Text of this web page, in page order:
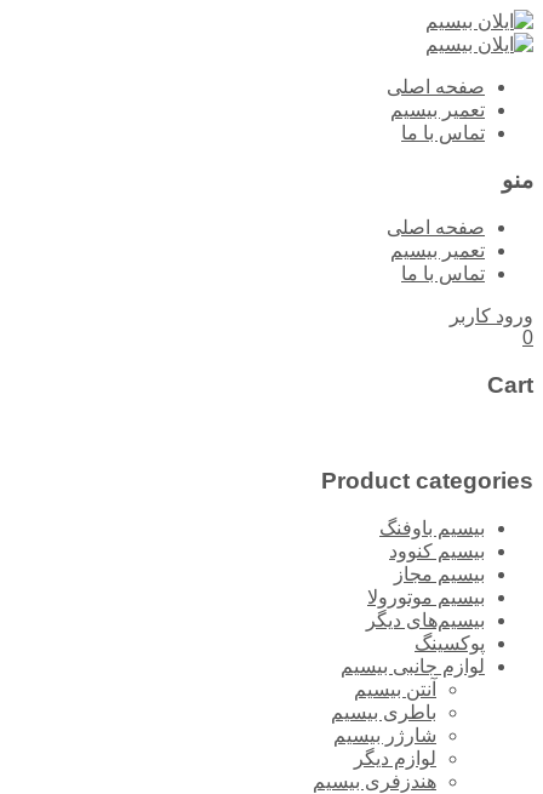
پرش
محتوا
صفحه اصلی
تعمیر بیسیم
تماس با ما
منو
صفحه اصلی
تعمیر بیسیم
تماس با ما
ورود کاربر
0
Cart
Product categories
بیسیم باوفنگ
بیسیم کنوود
بیسیم مجاز
بیسیم موتورولا
بیسیم‌های دیگر
پوکسینگ
لوازم جانبی بیسیم
آنتن بیسیم
باطری بیسیم
شارژر بیسیم
لوازم دیگر
هندزفری بیسیم